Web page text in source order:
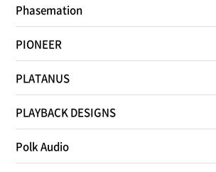
Phasemation
PIONEER
PLATANUS
PLAYBACK DESIGNS
Polk Audio